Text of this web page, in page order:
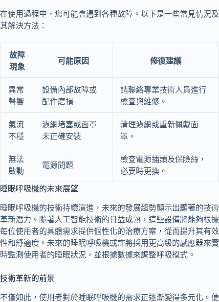
在使用過程中，您可能會遇到各種故障。以下是一些常見情況及
其解決方法：
故障
現象
可能原因 修復建議
異常
聲響
設備內部故障或
配件磨損
請聯絡專業技術人員進行
檢查與維修。
氣流
不穩
濾網堵塞或面罩
未正確安裝
清理濾網或重新佩戴面
罩。
無法
啟動
電源問題
檢查電源插頭及保險絲，
必要時更換。
睡眠呼吸機的未來展望
睡眠呼吸機的技術持續演進，未來的發展趨勢顯示出顯著的技術
革新潛力。隨著人工智能技術的日益成熟，這些設備將能夠根據
每位使用者的具體需求提供個性化的治療方案，從而提升其有效
性和舒適度。未來的睡眠呼吸機或許將採用更高級的感應器來實
時監測使用者的睡眠狀況，並根據數據來調整呼吸模式。
技術革新的前景
不僅如此，使用者對於睡眠呼吸機的需求正逐漸變得多元化。便